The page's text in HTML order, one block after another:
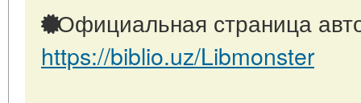
Официальная страница
https://biblio.uz/Libmonster